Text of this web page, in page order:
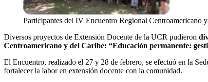
Participantes del IV Encuentro Regional Centroamericano
Diversos proyectos de Extensión Docente de la UCR pudieron
Centroamericano y del Caribe: “Educación permanente:
El Encuentro, realizado el 27 y 28 de febrero, se efectuó en la
fortalecer la labor en extensión docente con la comunidad.